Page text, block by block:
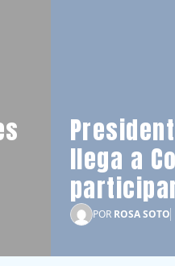
llega a
posesión
la
POR ROSA SOTO